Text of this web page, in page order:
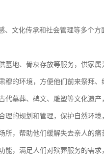
文化传承和社会管理等多个
墓地、骨灰存放等服务，供家
穆的环境，方便他们前来祭拜
代墓葬、碑文、雕塑等文化遗
理的规划和管理，保护自然环
所，帮助他们缓解失去亲人的
能，满足人们对殡葬服务的需